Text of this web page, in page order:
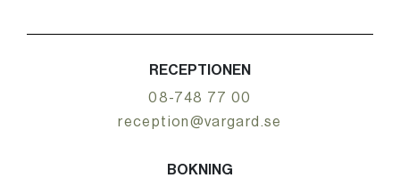
RECEPTIONEN
08-748 77 00
reception@vargard.se
BOKNING